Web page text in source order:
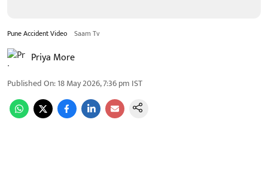
Pune Accident Video Saam Tv
Priya More
Published On:18 May 2026, 7:36 pm IST